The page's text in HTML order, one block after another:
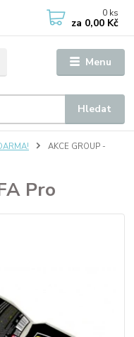
Menu
Hledat
0 ks
za 0,00 Kč
AKCE GROUP -
Pro